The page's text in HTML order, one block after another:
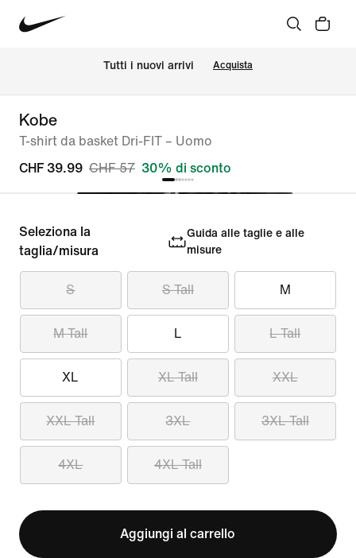
Tutti i nuovi arrivi Acquista
Kobe
T-shirt da basket Dri-FIT – Uomo
CHF 39.99 CHF 57 30% di sconto
Seleziona la
taglia/misura
Guida alle taglie e alle
misure
S S Tall M
M Tall L L Tall
XL XL Tall XXL
XXL Tall 3XL 3XL Tall
4XL 4XL Tall
Aggiungi al carrello